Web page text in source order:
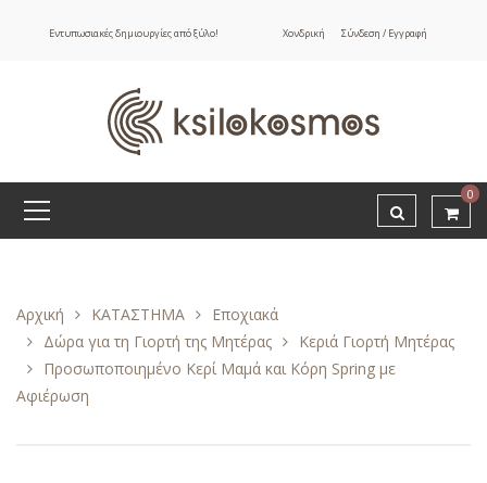
Εντυπωσιακές δημιουργίες από ξύλο! Χονδρική Σύνδεση / Εγγραφή
0
Αρχική ΚΑΤΑΣΤΗΜΑ
Εποχιακά
Δώρα για τη Γιορτή της Μητέρας
Κεριά Γιορτή Μητέρας
Προσωποποιημένο Κερί Μαμά και Κόρη Spring με
Αφιέρωση